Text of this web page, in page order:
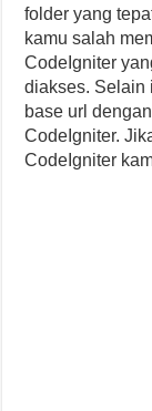
folder yang
kamu salah
CodeIgniter
diakses. Selain
base url
CodeIgniter.
CodeIgniter